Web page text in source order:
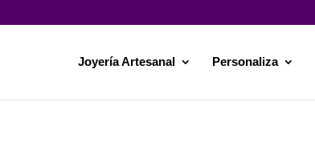
Joyería Artesanal Personaliza